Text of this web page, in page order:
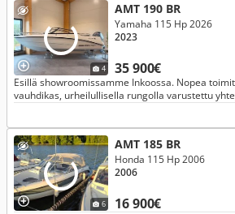
4
AMT 190 BR
35 900€
Yamaha 115 Hp 2026
2023
Esillä showroomissamme Inkoossa. Nopea
vauhdikas, urheilullisella rungolla varustettu
6
AMT 185 BR
16 900€
Honda 115 Hp 2006
2006